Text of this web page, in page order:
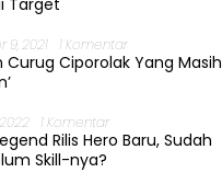
9, 2021 1 Komentar
Curug Ciporolak Yang Masih
1 Komentar
Rilis Hero Baru, Sudah
Skill-nya?